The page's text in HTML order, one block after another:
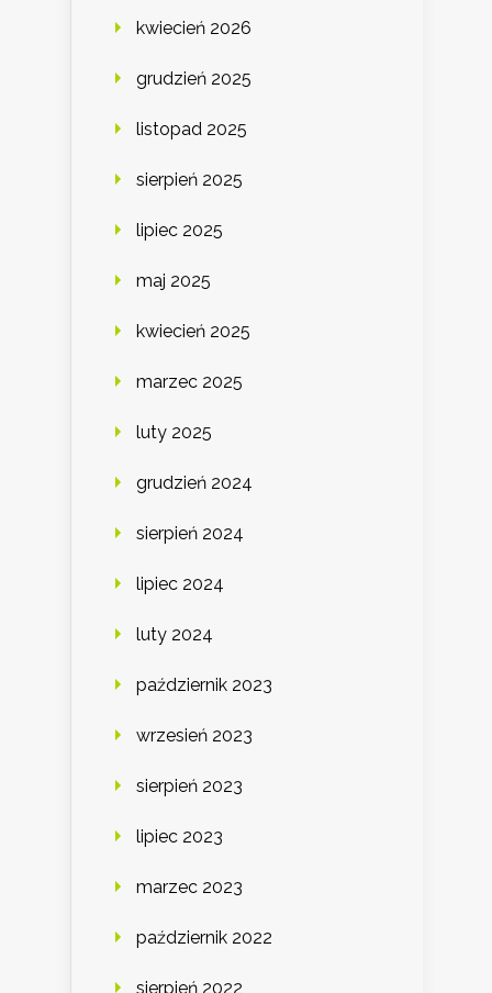
kwiecień 2026
grudzień 2025
listopad 2025
sierpień 2025
lipiec 2025
maj 2025
kwiecień 2025
marzec 2025
luty 2025
grudzień 2024
sierpień 2024
lipiec 2024
luty 2024
październik 2023
wrzesień 2023
sierpień 2023
lipiec 2023
marzec 2023
październik 2022
sierpień 2022